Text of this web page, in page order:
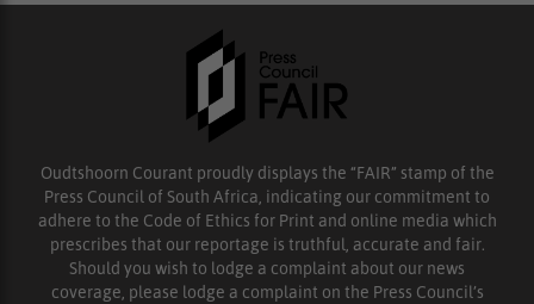
Oudtshoorn Courant proudly displays the “FAIR” stamp of the
Press Council of South Africa, indicating our commitment to
adhere to the Code of Ethics for Print and online media which
prescribes that our reportage is truthful, accurate and fair.
Should you wish to lodge a complaint about our news
coverage, please lodge a complaint on the Press Council’s